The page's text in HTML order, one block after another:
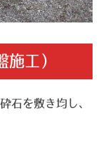
工）
石を敷き均し、